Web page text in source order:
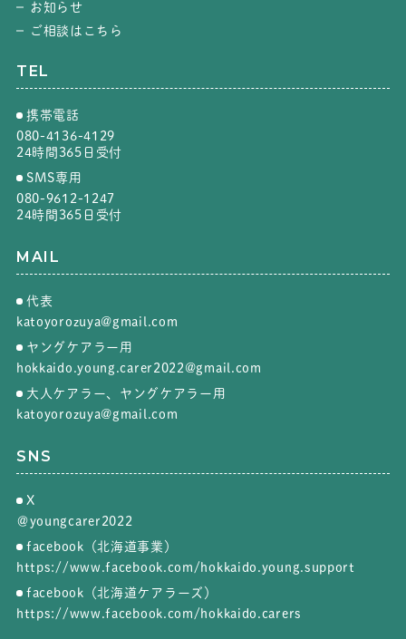
お知らせ
ご相談はこちら
TEL
携帯電話
080-4136-4129
24時間365日受付
SMS専用
080-9612-1247
24時間365日受付
MAIL
代表
katoyorozuya@gmail.com
ヤングケアラー用
hokkaido.young.carer2022@gmail.com
大人ケアラー、ヤングケアラー用
katoyorozuya@gmail.com
SNS
X
＠youngcarer2022
facebook（北海道事業）
https://www.facebook.com/hokkaido.young.support
facebook（北海道ケアラーズ）
https://www.facebook.com/hokkaido.carers